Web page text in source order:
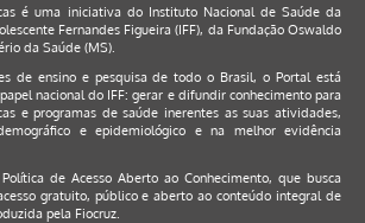
é uma iniciativa do Instituto Nacional de Saúde da
Fernandes Figueira (IFF), da Fundação Oswaldo
da Saúde (MS).
de ensino e pesquisa de todo o Brasil, o Portal está
nacional do IFF: gerar e difundir conhecimento para
e programas de saúde inerentes as suas atividades,
e epidemiológico e na melhor evidência
Política de Acesso Aberto ao Conhecimento, que busca
gratuito, público e aberto ao conteúdo integral de
pela Fiocruz.